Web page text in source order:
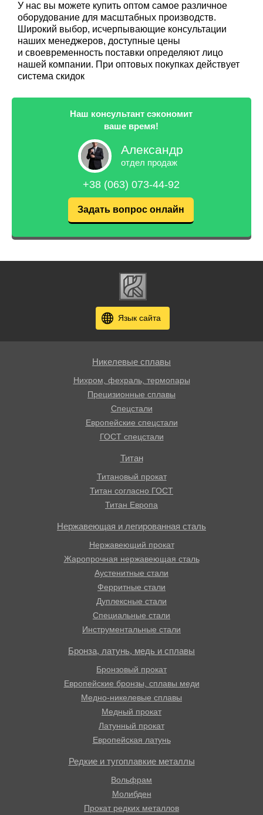
У нас вы можете купить оптом самое различное
оборудование для масштабных производств.
Широкий выбор, исчерпывающие консультации
наших менеджеров, доступные цены
и своевременность поставки определяют лицо
нашей компании. При оптовых покупках действует
система скидок
Наш консультант сэкономит
ваше время!
Александр
отдел продаж
+38 (063) 073-44-92
Задать вопрос онлайн
Язык сайта
Никелевые сплавы
Нихром, фехраль, термопары
Прецизионные сплавы
Спецстали
Европейские спецстали
ГОСТ спецстали
Титан
Титановый прокат
Титан согласно ГОСТ
Титан Европа
Нержавеющая и легированная сталь
Нержавеющий прокат
Жаропрочная нержавеющая сталь
Аустенитные стали
Ферритные стали
Дуплексные стали
Специальные стали
Инструментальные стали
Бронза, латунь, медь и сплавы
Бронзовый прокат
Европейские бронзы, сплавы меди
Медно-никелевые сплавы
Медный прокат
Латунный прокат
Европейская латунь
Редкие и тугоплавкие металлы
Вольфрам
Молибден
Прокат редких металлов